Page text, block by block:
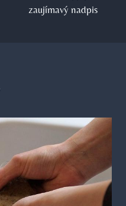
zaujímavý nadpis